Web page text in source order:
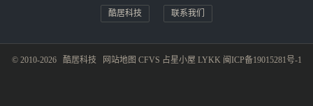
酷居科技 联系我们
© 2010-2026 酷居科技 网站地图 CFVS 占星小屋 LYKK 闽ICP备19015281号-1